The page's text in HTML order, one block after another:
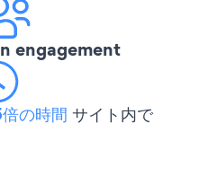
engagement
の時間 サイト内で